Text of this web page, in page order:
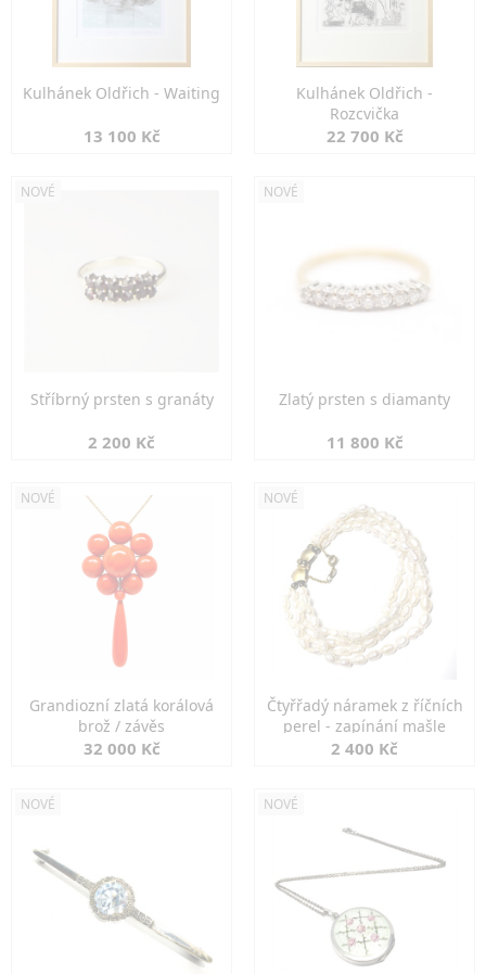
Kulhánek Oldřich - Waiting
13 100 Kč
Kulhánek Oldřich -
Rozcvička
22 700 Kč
NOVÉ
Stříbrný prsten s granáty
2 200 Kč
NOVÉ
Zlatý prsten s diamanty
11 800 Kč
NOVÉ
Grandiozní zlatá korálová
brož / závěs
32 000 Kč
NOVÉ
Čtyřřadý náramek z říčních
perel - zapínání mašle
2 400 Kč
NOVÉ NOVÉ